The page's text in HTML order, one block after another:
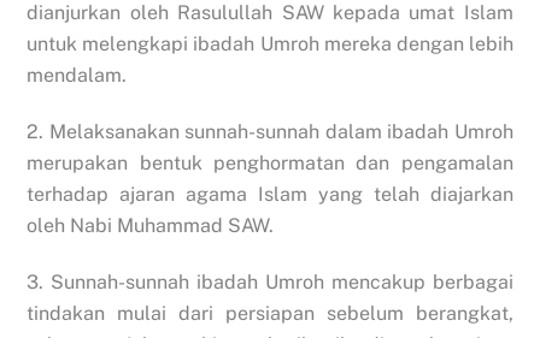
dianjurkan oleh Rasulullah SAW kepada umat Islam
untuk melengkapi ibadah Umroh mereka dengan lebih
mendalam.
2. Melaksanakan sunnah-sunnah dalam ibadah Umroh
merupakan bentuk penghormatan dan pengamalan
terhadap ajaran agama Islam yang telah diajarkan
oleh Nabi Muhammad SAW.
3. Sunnah-sunnah ibadah Umroh mencakup berbagai
tindakan mulai dari persiapan sebelum berangkat,